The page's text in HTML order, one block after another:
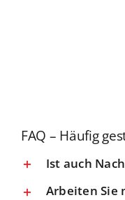
FAQ – Häufig
Ist auch
Arbeiten Sie